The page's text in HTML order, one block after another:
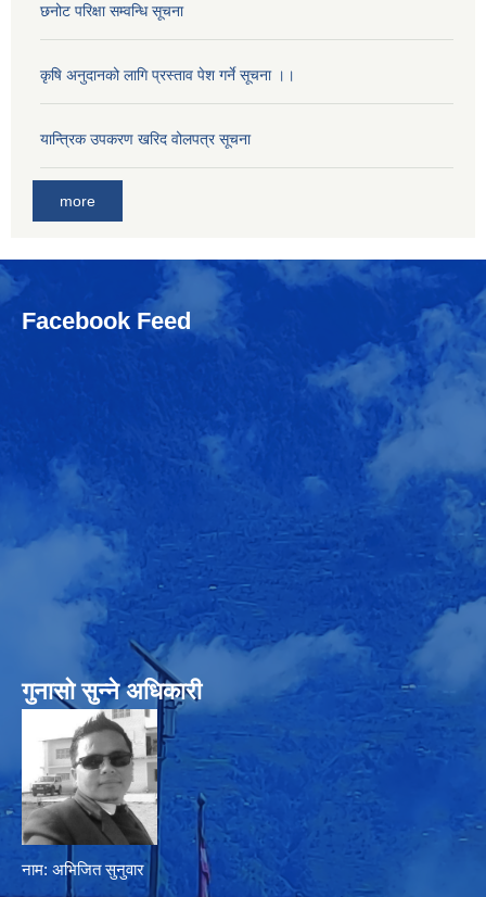
छनोट परिक्षा सम्वन्धि सूचना
कृषि अनुदानको लागि प्रस्ताव पेश गर्ने सूचना ।।
यान्त्रिक उपकरण खरिद वोलपत्र सूचना
more
Facebook Feed
गुनासो सुन्‍ने अधिकारी
नाम: अभिजित सुनुवार